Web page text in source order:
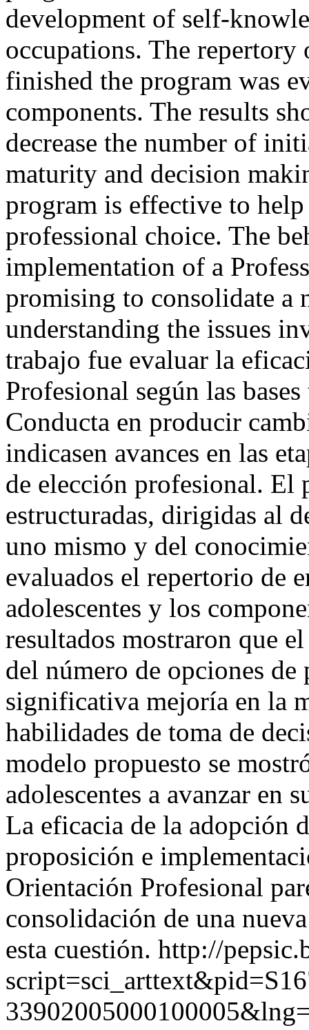
development of self-
occupations. The repertory
finished the program was
components. The results
decrease the number of
maturity and decision
program is effective to
professional choice. The
implementation of a
promising to consolidate a
understanding the issues
trabajo fue evaluar la
Profesional según las
Conducta en producir
indicasen avances en las
de elección profesional. El
estructuradas, dirigidas al
uno mismo y del
evaluados el repertorio de
adolescentes y los
resultados mostraron que
del número de opciones de
significativa mejoría en la
habilidades de toma de
modelo propuesto se
adolescentes a avanzar en
La eficacia de la adopción
proposición e
Orientación Profesional
consolidación de una
esta cuestión. http://